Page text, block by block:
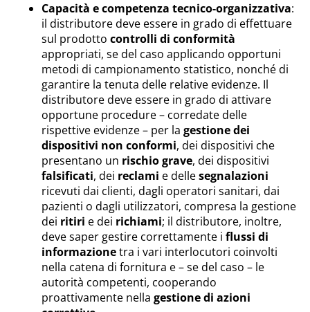
Capacità e competenza tecnico-organizzativa:
il distributore deve essere in grado di effettuare
sul prodotto controlli di conformità
appropriati, se del caso applicando opportuni
metodi di campionamento statistico, nonché di
garantire la tenuta delle relative evidenze. Il
distributore deve essere in grado di attivare
opportune procedure – corredate delle
rispettive evidenze – per la gestione dei
dispositivi non conformi, dei dispositivi che
presentano un rischio grave, dei dispositivi
falsificati, dei reclami e dellesegnalazioni
ricevuti dai clienti, dagli operatori sanitari, dai
pazienti o dagli utilizzatori, compresa la gestione
dei ritiri e dei richiami; il distributore, inoltre,
deve saper gestire correttamente i flussi di
informazionetra i vari interlocutori coinvolti
nella catena di fornitura e – se del caso – le
autorità competenti, cooperando
proattivamente nella gestione di azioni